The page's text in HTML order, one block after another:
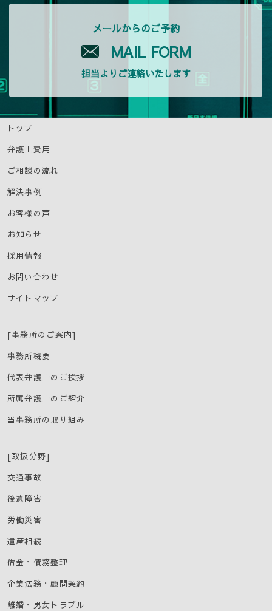
メールからのご予約
MAIL FORM
担当よりご連絡いたします
トップ
弁護士費用
ご相談の流れ
解決事例
お客様の声
お知らせ
採用情報
お問い合わせ
サイトマップ
[事務所のご案内]
事務所概要
代表弁護士のご挨拶
所属弁護士のご紹介
当事務所の取り組み
[取扱分野]
交通事故
後遺障害
労働災害
遺産相続
借金・債務整理
企業法務・顧問契約
離婚・男女トラブル